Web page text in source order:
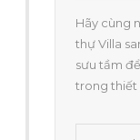
Hãy cùng
thự Villa
sưu tầm
trong thiết